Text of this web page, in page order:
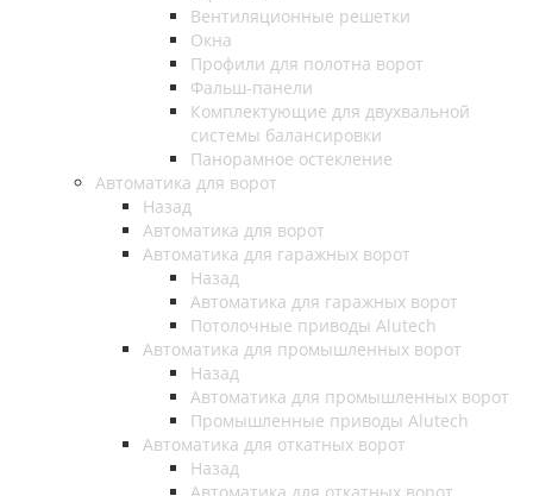
Вентиляционные решетки
Окна
Профили для полотна ворот
Фальш-панели
Комплектующие для двухвальной
системы балансировки
Панорамное остекление
Автоматика для ворот
Назад
Автоматика для ворот
Автоматика для гаражных ворот
Назад
Автоматика для гаражных ворот
Потолочные приводы Alutech
Автоматика для промышленных ворот
Назад
Автоматика для промышленных ворот
Промышленные приводы Alutech
Автоматика для откатных ворот
Назад
Автоматика для откатных ворот